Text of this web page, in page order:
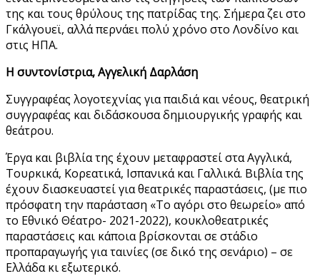
της και τους θρύλους της πατρίδας της. Σήμερα ζει στο
Γκάλγουεϊ, αλλά περνάει πολύ χρόνο στο Λονδίνο και
στις ΗΠΑ.
Η συντονίστρια, Αγγελική Δαρλάση
Συγγραφέας λογοτεχνίας για παιδιά και νέους, θεατρική
συγγραφέας και διδάσκουσα δημιουργικής γραφής και
θεάτρου.
Έργα και βιβλία της έχουν μεταφραστεί στα Αγγλικά,
Τουρκικά, Κορεατικά, Ισπανικά και Γαλλικά. Βιβλία της
έχουν διασκευαστεί για θεατρικές παραστάσεις, (με πιο
πρόσφατη την παράσταση «Το αγόρι στο θεωρείο» από
το Εθνικό Θέατρο- 2021-2022), κουκλοθεατρικές
παραστάσεις και κάποια βρίσκονται σε στάδιο
προπαραγωγής για ταινίες (σε δικό της σενάριο) – σε
Ελλάδα κι εξωτερικό.